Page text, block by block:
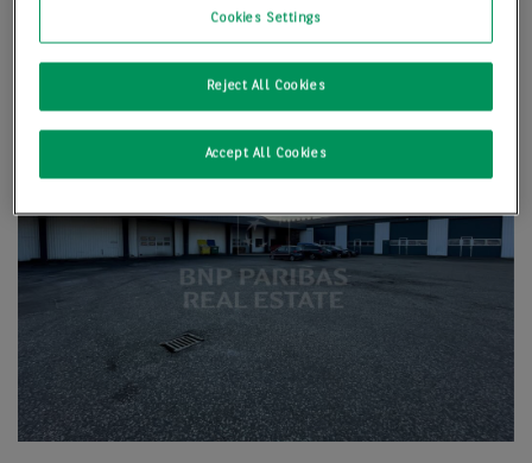
Cookies Settings
Reject All Cookies
Accept All Cookies